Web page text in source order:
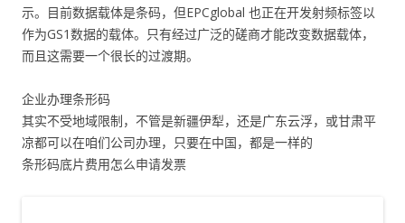
示。目前数据载体是条码，但EPCglobal 也正在开发射频标签以
作为GS1数据的载体。只有经过广泛的磋商才能改变数据载体，
而且这需要一个很长的过渡期。
企业办理条形码
其实不受地域限制，不管是新疆伊犁，还是广东云浮，或甘肃平
凉都可以在咱们公司办理，只要在中国，都是一样的
条形码底片费用怎么申请发票